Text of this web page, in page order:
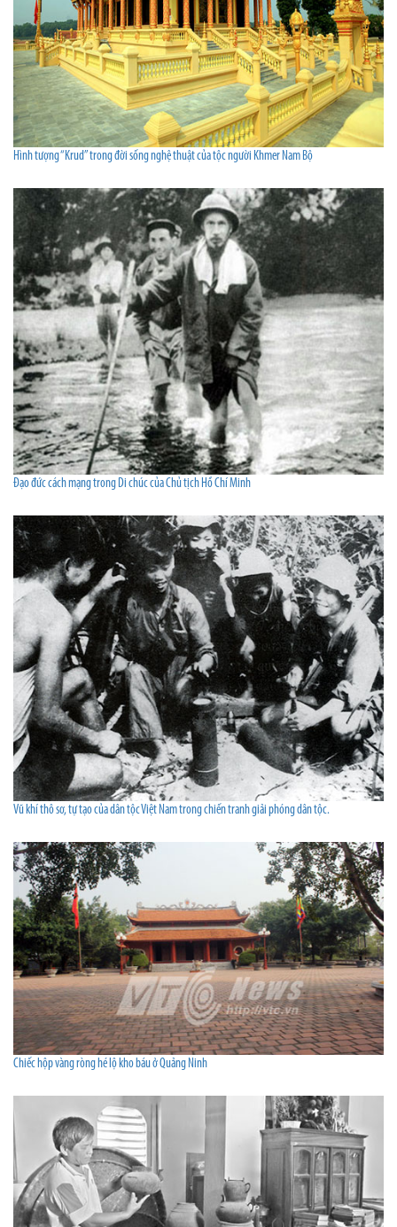
Hình tượng “Krud” trong đời sống nghệ thuật của tộc người Khmer Nam Bộ
Đạo đức cách mạng trong Di chúc của Chủ tịch Hồ Chí Minh
Vũ khí thô sơ, tự tạo của dân tộc Việt Nam trong chiến tranh giải phóng dân tộc.
Chiếc hộp vàng ròng hé lộ kho báu ở Quảng Ninh